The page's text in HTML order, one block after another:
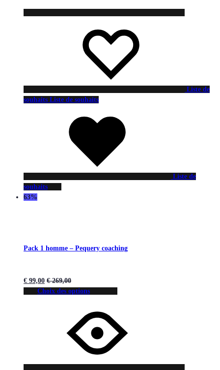
Liste de
souhaits Liste de souhaits
Liste de
souhaits
63%
Pack 1 homme – Pequery coaching
€ 99,00 €269,00
Choix des options